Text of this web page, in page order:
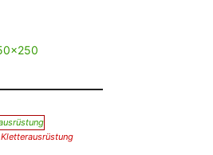
Kletterausrüstung